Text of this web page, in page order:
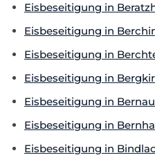
Eisbeseitigung in
Eisbeseitigung in
Eisbeseitigung in
Eisbeseitigung in
Eisbeseitigung in
Eisbeseitigung in
Eisbeseitigung in